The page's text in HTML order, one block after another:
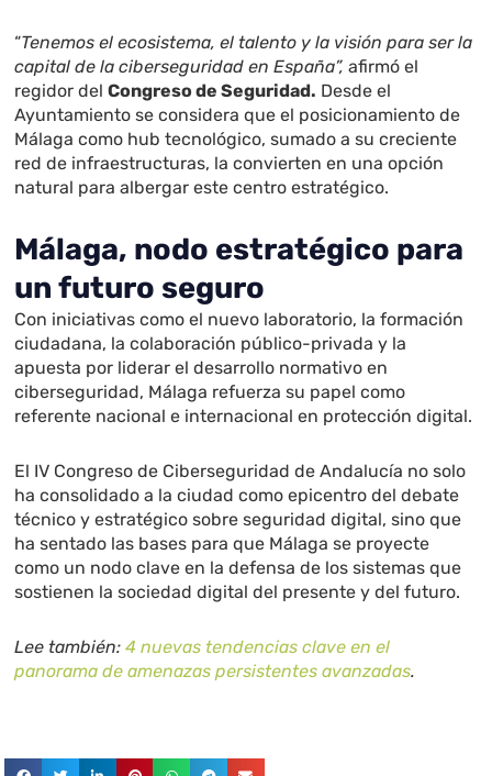
“Tenemos el ecosistema, el talento y la visión para ser la
capital de la ciberseguridad en España”, afirmó el
regidor delCongreso de Seguridad. Desde el
Ayuntamiento se considera que el posicionamiento de
Málaga como hub tecnológico, sumado a su creciente
red de infraestructuras, la convierten en una opción
natural para albergar este centro estratégico.
Málaga, nodo estratégico para
un futuro seguro
Con iniciativas como el nuevo laboratorio, la formación
ciudadana, la colaboración público-privada y la
apuesta por liderar el desarrollo normativo en
ciberseguridad, Málaga refuerza su papel como
referente nacional e internacional en protección digital.
El IV Congreso de Ciberseguridad de Andalucía no solo
ha consolidado a la ciudad como epicentro del debate
técnico y estratégico sobre seguridad digital, sino que
ha sentado las bases para que Málaga se proyecte
como un nodo clave en la defensa de los sistemas que
sostienen la sociedad digital del presente y del futuro.
Lee también:4 nuevas tendencias clave en el
panorama de amenazas persistentes avanzadas.